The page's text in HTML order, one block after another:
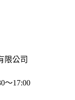
限公司
～17:00